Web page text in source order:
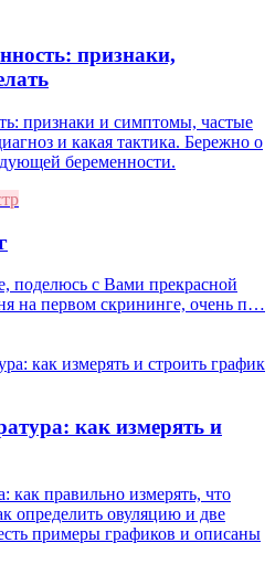
признаки,
признаки и симптомы, частые
и какая тактика. Бережно о
беременности.
поделюсь с Вами прекрасной
на первом скрининге, очень п…
как измерять и
как правильно измерять, что
определить овуляцию и две
примеры графиков и описаны